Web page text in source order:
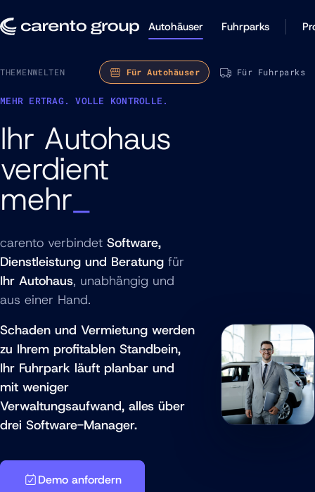
Autohäuser Fuhrparks
THEMENWELTEN Für Autohäuser Für Fuhrparks
MEHR ERTRAG. VOLLE KONTROLLE.
Ihr Autohaus
verdient
mehr
carento verbindet Software,
Dienstleistung und Beratung für
Ihr Autohaus, unabhängig und
aus einer Hand.
Schaden und Vermietung werden
zu Ihrem profitablen Standbein,
Ihr Fuhrpark läuft planbar und
mit weniger
Verwaltungsaufwand, alles über
drei Software-Manager.
Demo anfordern